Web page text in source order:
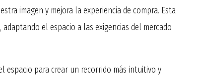
imagen y mejora la experiencia de compra. Esta
el espacio a las exigencias del mercado
espacio para crear un recorrido más intuitivo y